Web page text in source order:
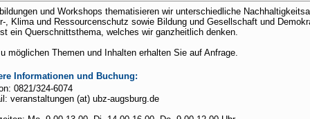
und Workshops thematisieren wir unterschiedliche
, Klima und Ressourcenschutz sowie Bildung und Gesellschaft und
ein Querschnittsthema, welches wir ganzheitlich denken.
möglichen Themen und Inhalten erhalten Sie auf Anfrage.
Informationen und Buchung:
0821/324-6074
veranstaltungen (at) ubz-augsburg.de